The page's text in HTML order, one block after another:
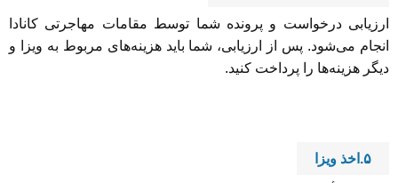
ارزیابی درخواست و پرونده شما توسط مقامات مهاجرتی کانادا
انجام می‌شود. پس از ارزیابی، شما باید هزینه‌های مربوط به ویزا و
دیگر هزینه‌ها را پرداخت کنید.
۵.اخذ ویزا